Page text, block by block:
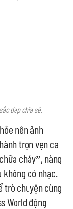
đẹp chia sẻ.
nên ảnh
trọn vẹn ca
cháy”, nàng
có nhạc.
trò chuyện cùng
World động